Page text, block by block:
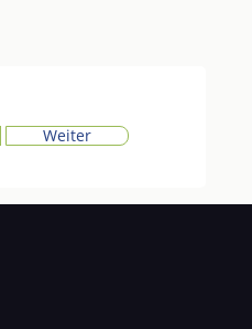
Weiter